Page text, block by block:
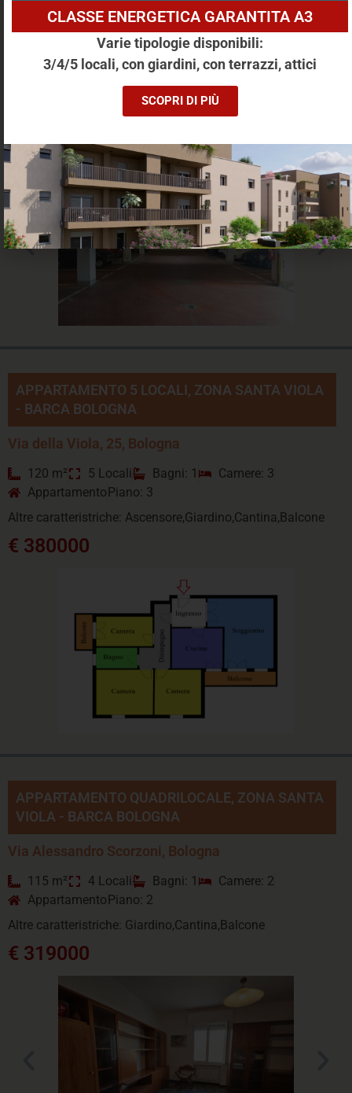
BOX, ZONA MURRI - MAZZINI BOLOGNA
Via Pontevecchio, 4, Bologna
1 Locali Camere: 1
€ 28000
APPARTAMENTO 5 LOCALI, ZONA SANTA VIOLA
- BARCA BOLOGNA
Via della Viola, 25, Bologna
120 m² 5 Locali Bagni: 1
Camere: 3
Appartamento Piano: 3
Altre caratteristriche: Ascensore,Giardino,Cantina,Balcone
€ 380000
APPARTAMENTO QUADRILOCALE, ZONA SANTA
VIOLA - BARCA BOLOGNA
Via Alessandro Scorzoni, Bologna
115 m² 4 Locali Bagni: 1
Camere: 2
Appartamento Piano: 2
Altre caratteristriche: Giardino,Cantina,Balcone
€ 319000
CLASSE ENERGETICA GARANTITA A3
Varie tipologie disponibili:
3/4/5 locali, con giardini, con terrazzi, attici
SCOPRI DI PIÙ